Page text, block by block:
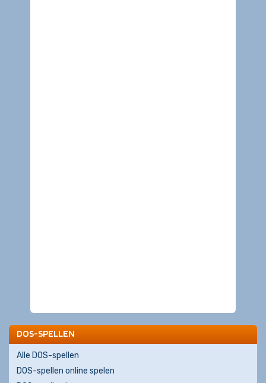
DOS-SPELLEN
Alle DOS-spellen
DOS-spellen online spelen